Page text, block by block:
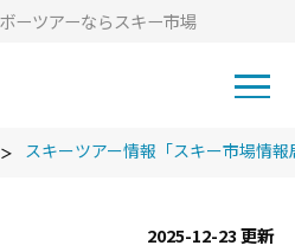
ーツアーならスキー市場
スキーツアー情報「スキー市場情報
2025-12-23 更新